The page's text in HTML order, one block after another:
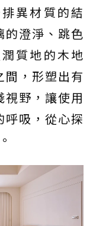
異材質的結
的澄淨、跳色
質地的木地
間，形塑出有
野，讓使用
呼吸，從心探